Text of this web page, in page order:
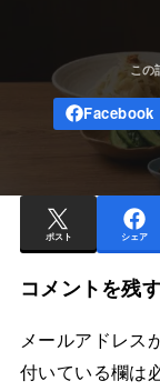
ポスト シェア
コメントを残
メールアドレス
付いている欄は